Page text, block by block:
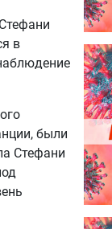
в
были
Стефани